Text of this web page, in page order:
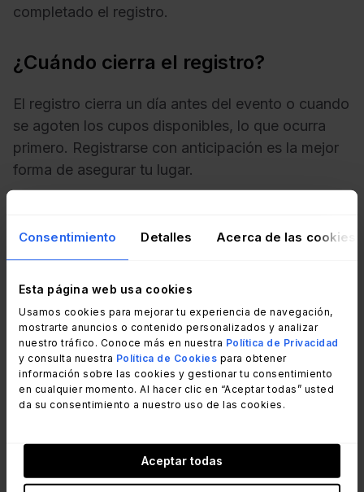
Consentimiento Detalles Acerca de las cookies
Esta página web usa cookies
Usamos cookies para mejorar tu experiencia de navegación,
mostrarte anuncios o contenido personalizados y analizar
nuestro tráfico. Conoce más en nuestra Política de Privacidad
y consulta nuestra Política de Cookies para obtener
información sobre las cookies y gestionar tu consentimiento
en cualquier momento. Al hacer clic en “Aceptar todas” usted
da su consentimiento a nuestro uso de las cookies.
Aceptar todas
completado el registro.
¿Cuándo cierra el registro?
El registro cierra un día antes del evento o cuando
se agoten los cupos disponibles, lo que ocurra
primero. Registrarse con anticipación es la mejor
forma de asegurar tu lugar.
Un documento de identidad válido, tarjetas de
presentación para el networking y cualquier
dispositivo que uses para tomar notas o acceder
a información durante el evento.
¿Hay código de vestimenta?
Queremos que te sientas cómodo manteniendo
una apariencia profesional.